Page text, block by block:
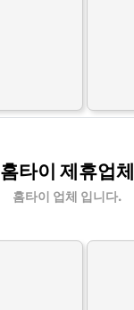
홈타이 제휴업체
홈타이 업체 입니다.